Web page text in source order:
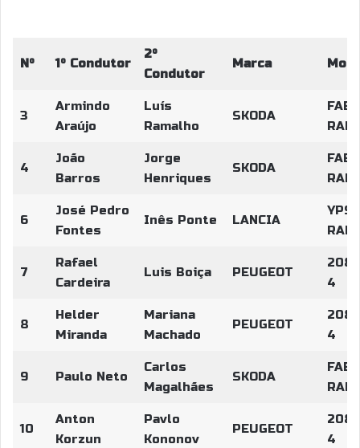
Nº 1º Condutor
2º
Condutor
Marca
3
Armindo
Araújo
Luís
Ramalho
SKODA
4
João
Barros
Jorge
Henriques
SKODA
6
José Pedro
Fontes
Inês Ponte LANCIA
7
Rafael
Cardeira
Luis Boiça PEUGEOT
208
4
8
Helder
Miranda
Mariana
Machado
PEUGEOT
208
4
9 Paulo Neto
Carlos
Magalhães
SKODA
10
Anton
Korzun
Pavlo
Kononov
PEUGEOT
208
4